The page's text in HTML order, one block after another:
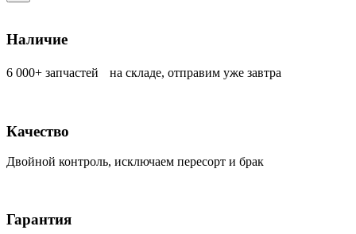
Наличие
6 000+ запчастей на складе, отправим уже завтра
Качество
Двойной контроль, исключаем пересорт и брак
Гарантия